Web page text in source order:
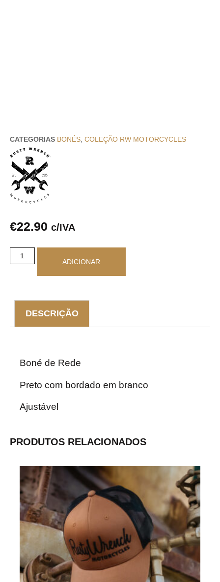
CATEGORIAS BONÉS COLEÇÃO RW MOTORCYCLES
€22.90 c/IVA
ADICIONAR
DESCRIÇÃO
Boné de Rede
Preto com bordado em branco
Ajustável
PRODUTOS RELACIONADOS